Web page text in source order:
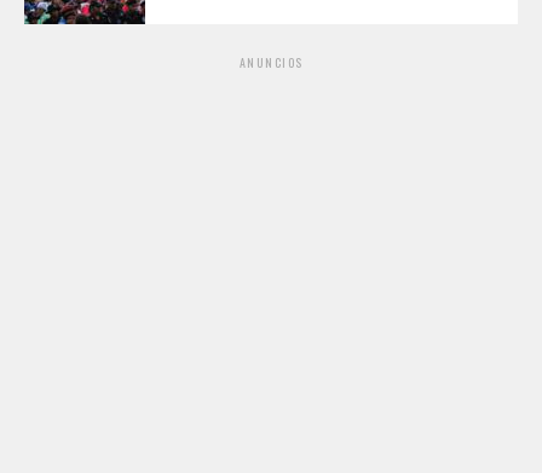
ANUNCIOS